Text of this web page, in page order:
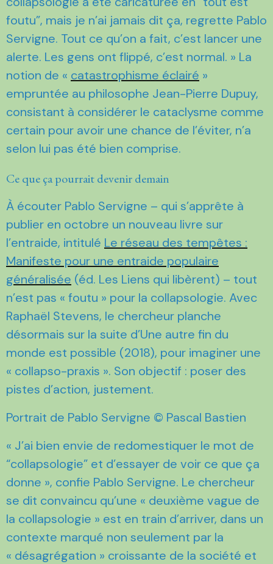
foutu”, mais je n’ai jamais dit ça, regrette Pablo
Servigne. Tout ce qu’on a fait, c’est lancer une
alerte. Les gens ont flippé, c’est normal. » La
notion de « catastrophisme éclairé »
empruntée au philosophe Jean-Pierre Dupuy,
consistant à considérer le cataclysme comme
certain pour avoir une chance de l’éviter, n’a
selon lui pas été bien comprise.
Ce que ça pourrait devenir demain
À écouter Pablo Servigne – qui s’apprête à
publier en octobre un nouveau livre sur
l’entraide, intitulé Le réseau des tempêtes :
Manifeste pour une entraide populaire
généralisée (éd. Les Liens qui libèrent) – tout
n’est pas « foutu » pour la collapsologie. Avec
Raphaël Stevens, le chercheur planche
désormais sur la suite d’Une autre fin du
monde est possible (2018), pour imaginer une
« collapso-praxis ». Son objectif : poser des
pistes d’action, justement.
Portrait de Pablo Servigne © Pascal Bastien
« J’ai bien envie de redomestiquer le mot de
“collapsologie” et d’essayer de voir ce que ça
donne », confie Pablo Servigne. Le chercheur
se dit convaincu qu’une « deuxième vague de
la collapsologie » est en train d’arriver, dans un
contexte marqué non seulement par la
« désagrégation » croissante de la société et